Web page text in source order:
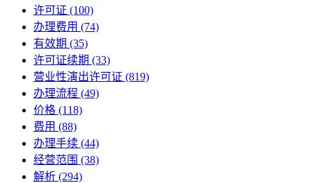
许可证 (100)
办理费用 (74)
有效期 (35)
许可证续期 (33)
营业性演出许可证 (819)
办理流程 (49)
价格 (118)
费用 (88)
办理手续 (44)
经营范围 (38)
解析 (294)